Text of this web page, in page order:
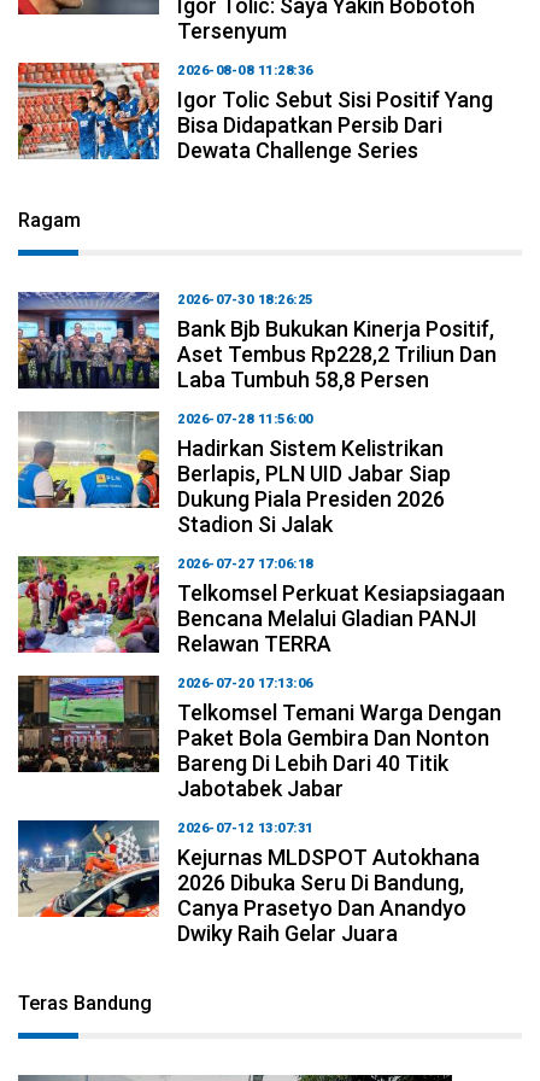
Tersenyum
2026-08-08 11:28:36
Igor Tolic Sebut Sisi Positif Yang
Bisa Didapatkan Persib Dari
Dewata Challenge Series
Ragam
2026-07-30 18:26:25
Bank Bjb Bukukan Kinerja Positif,
Aset Tembus Rp228,2 Triliun Dan
Laba Tumbuh 58,8 Persen
2026-07-28 11:56:00
Hadirkan Sistem Kelistrikan
Berlapis, PLN UID Jabar Siap
Dukung Piala Presiden 2026
Stadion Si Jalak
2026-07-27 17:06:18
Telkomsel Perkuat Kesiapsiagaan
Bencana Melalui Gladian PANJI
Relawan TERRA
2026-07-20 17:13:06
Telkomsel Temani Warga Dengan
Paket Bola Gembira Dan Nonton
Bareng Di Lebih Dari 40 Titik
Jabotabek Jabar
2026-07-12 13:07:31
Kejurnas MLDSPOT Autokhana
2026 Dibuka Seru Di Bandung,
Canya Prasetyo Dan Anandyo
Dwiky Raih Gelar Juara
Teras Bandung